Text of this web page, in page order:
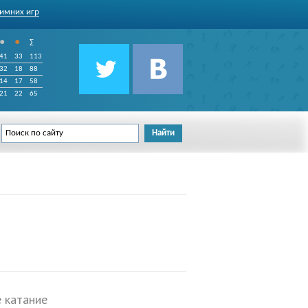
игр
• •
∑
41 33
113
32 18
88
14 17
58
21 22 65
катание